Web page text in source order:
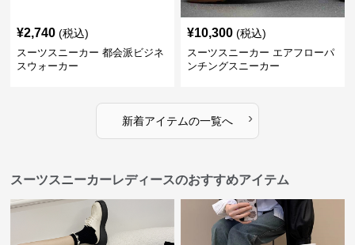
¥2,740 (税込)
スーツスニーカー 都会派ビジネ
スウォーカー
¥10,300 (税込)
スーツスニーカー エアフローパ
ンチングスニーカー
新着アイテムの一覧へ ›
スーツスニーカーレディースのおすすめアイテム